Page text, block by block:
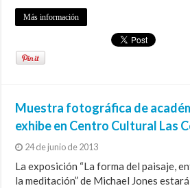
Más información
Muestra fotográfica de
exhibe en Centro Cultural Las
24 de junio de 2013
La exposición “La forma del paisaje,
la meditación” de Michael Jones